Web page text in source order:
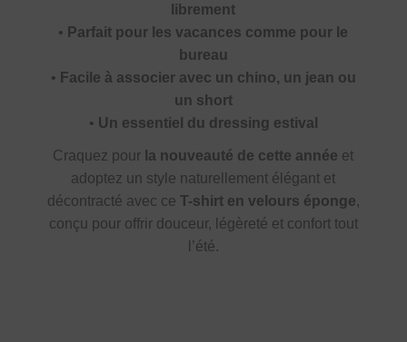
librement
• Parfait pour les vacances comme pour le
bureau
• Facile à associer avec un chino, un jean ou
un short
• Un essentiel du dressing estival
Craquez pour la nouveauté de cette année et
adoptez un style naturellement élégant et
décontracté avec ce T-shirt en velours éponge,
conçu pour offrir douceur, légèreté et confort tout
l’été.